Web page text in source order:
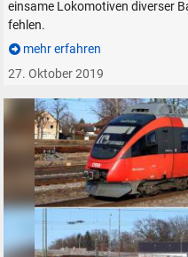
einsame Lokomotiven diverser
fehlen.
mehr erfahren
27. Oktober 2019